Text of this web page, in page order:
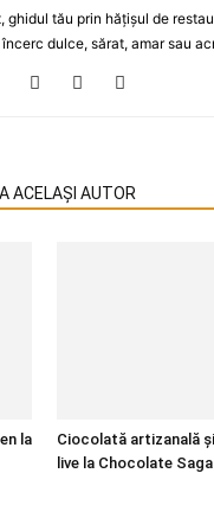
ghidul tău prin hăţişul de
încerc dulce, sărat, amar sau
ACELAȘI AUTOR
la
Ciocolată artizanală
live la Chocolate